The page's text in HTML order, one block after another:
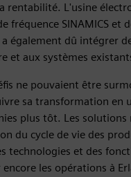
rentabilité. L'usine
fréquence SINAMICS et
également dû intégrer
et aux systèmes
ne pouvaient être
sa transformation en
plus tôt. Les
du cycle de vie des
technologies et des
les opérations à